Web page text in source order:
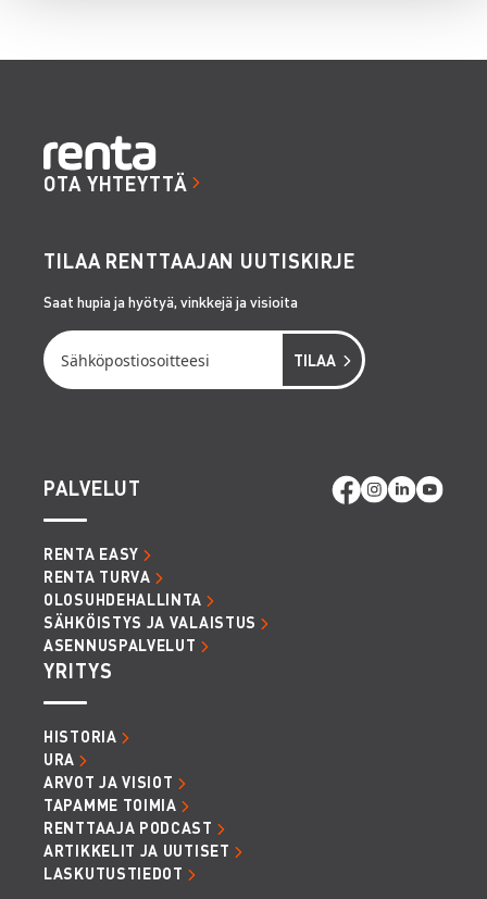
OTA YHTEYTTÄ
TILAA RENTTAAJAN UUTISKIRJE
Saat hupia ja hyötyä, vinkkejä ja visioita
PALVELUT
RENTA EASY
RENTA TURVA
OLOSUHDEHALLINTA
SÄHKÖISTYS JA VALAISTUS
ASENNUSPALVELUT
YRITYS
HISTORIA
URA
ARVOT JA VISIOT
TAPAMME TOIMIA
RENTTAAJA PODCAST
ARTIKKELIT JA UUTISET
LASKUTUSTIEDOT